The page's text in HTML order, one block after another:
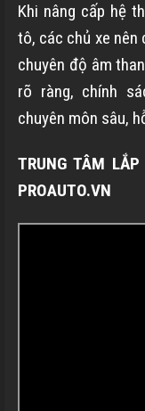
Khi nâng cấp hệ
tô, các chủ xe nên
chuyên độ âm
rõ ràng, chính
chuyên môn sâu,
TRUNG TÂM
PROAUTO.VN